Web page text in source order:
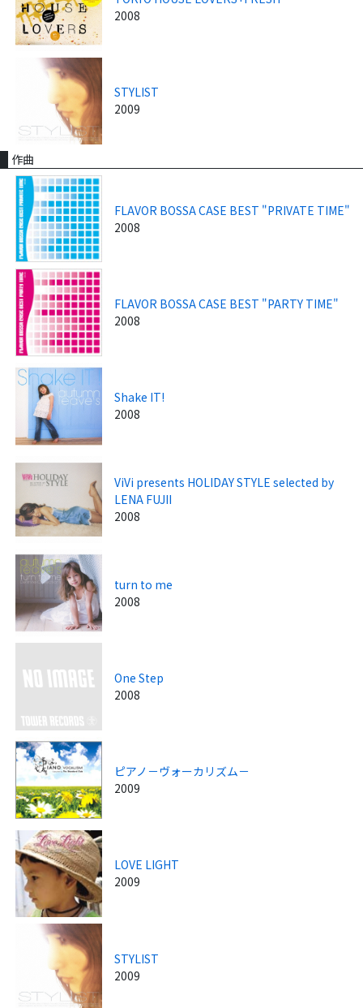
2008
STYLIST
2009
作曲
FLAVOR BOSSA CASE BEST "PRIVATE TIME"
2008
FLAVOR BOSSA CASE BEST "PARTY TIME"
2008
Shake IT!
2008
ViVi presents HOLIDAY STYLE selected by
LENA FUJII
2008
turn to me
2008
One Step
2008
ピアノ－ヴォーカリズム－
2009
LOVE LIGHT
2009
STYLIST
2009